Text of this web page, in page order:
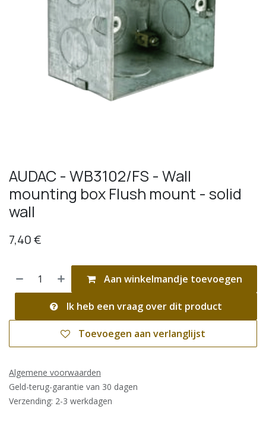
AUDAC - WB3102/FS - Wall
mounting box Flush mount - solid
wall
7,40€
Aan winkelmandje toevoegen
Ik heb een vraag over dit product
Toevoegen aan verlanglijst
Algemene voorwaarden
Geld-terug-garantie van 30 dagen
Verzending: 2-3 werkdagen